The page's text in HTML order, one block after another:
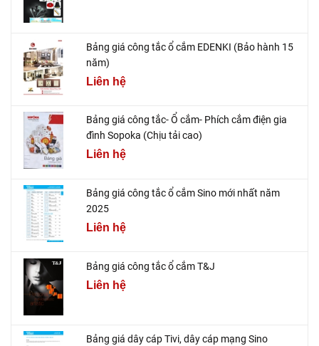
Bảng giá công tắc ổ cắm EDENKI (Bảo hành 15
năm)
Liên hệ
Bảng giá công tắc- Ổ cắm- Phích cắm điện gia
đình Sopoka (Chịu tải cao)
Liên hệ
Bảng giá công tắc ổ cắm Sino mới nhất năm
2025
Liên hệ
Bảng giá công tắc ổ cắm T&J
Liên hệ
Bảng giá dây cáp Tivi, dây cáp mạng Sino